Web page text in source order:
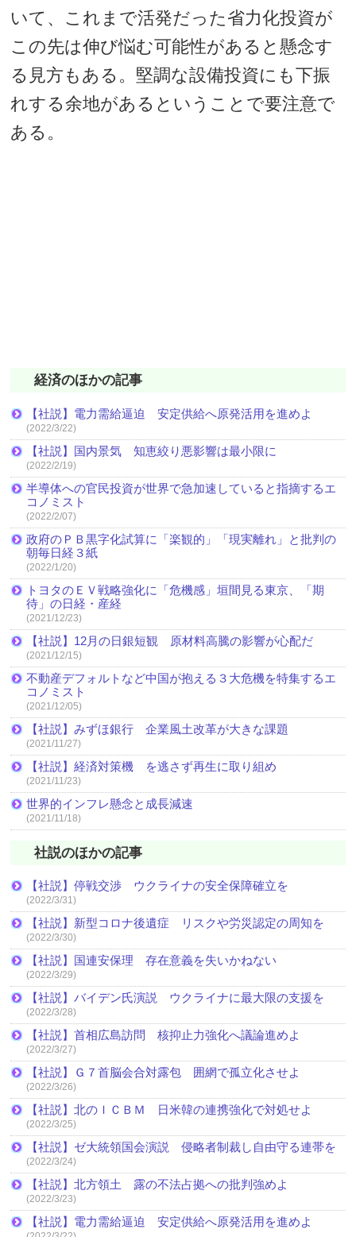
いて、これまで活発だった省力化投資が
この先は伸び悩む可能性があると懸念す
る見方もある。堅調な設備投資にも下振
れする余地があるということで要注意で
ある。
経済のほかの記事
【社説】電力需給逼迫 安定供給へ原発活用を進めよ
(2022/3/22)
【社説】国内景気 知恵絞り悪影響は最小限に
(2022/2/19)
半導体への官民投資が世界で急加速していると指摘するエ
コノミスト
(2022/2/07)
政府のＰＢ黒字化試算に「楽観的」「現実離れ」と批判の
朝毎日経３紙
(2022/1/20)
トヨタのＥＶ戦略強化に「危機感」垣間見る東京、「期
待」の日経・産経
(2021/12/23)
【社説】12月の日銀短観 原材料高騰の影響が心配だ
(2021/12/15)
不動産デフォルトなど中国が抱える３大危機を特集するエ
コノミスト
(2021/12/05)
【社説】みずほ銀行 企業風土改革が大きな課題
(2021/11/27)
【社説】経済対策機 を逃さず再生に取り組め
(2021/11/23)
世界的インフレ懸念と成長減速
(2021/11/18)
社説のほかの記事
【社説】停戦交渉 ウクライナの安全保障確立を
(2022/3/31)
【社説】新型コロナ後遺症 リスクや労災認定の周知を
(2022/3/30)
【社説】国連安保理 存在意義を失いかねない
(2022/3/29)
【社説】バイデン氏演説 ウクライナに最大限の支援を
(2022/3/28)
【社説】首相広島訪問 核抑止力強化へ議論進めよ
(2022/3/27)
【社説】Ｇ７首脳会合対露包 囲網で孤立化させよ
(2022/3/26)
【社説】北のＩＣＢＭ 日米韓の連携強化で対処せよ
(2022/3/25)
【社説】ゼ大統領国会演説 侵略者制裁し自由守る連帯を
(2022/3/24)
【社説】北方領土 露の不法占拠への批判強めよ
(2022/3/23)
【社説】電力需給逼迫 安定供給へ原発活用を進めよ